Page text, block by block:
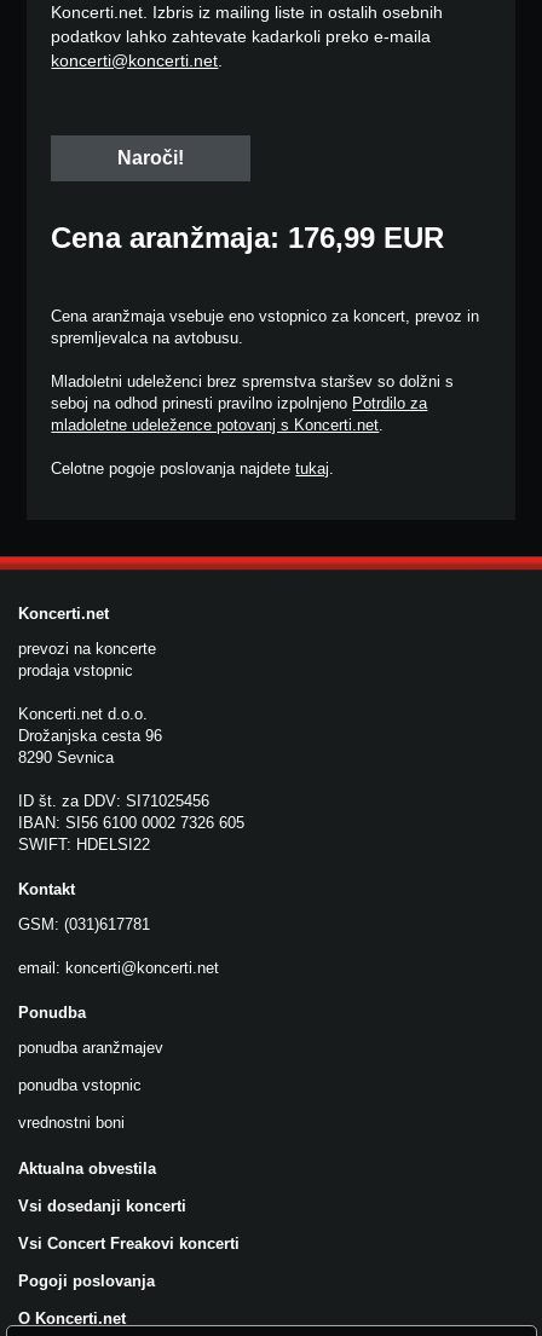
Koncerti.net. Izbris iz mailing liste in ostalih osebnih
podatkov lahko zahtevate kadarkoli preko e-maila
koncerti@koncerti.net.
Cena aranžmaja: 176,99 EUR
Cena aranžmaja vsebuje eno vstopnico za koncert, prevoz in
spremljevalca na avtobusu.
Mladoletni udeleženci brez spremstva staršev so dolžni s
seboj na odhod prinesti pravilno izpolnjeno Potrdilo za
mladoletne udeležence potovanj s Koncerti.net.
Celotne pogoje poslovanja najdetetukaj.
Koncerti.net
prevozi na koncerte
prodaja vstopnic
Koncerti.net d.o.o.
Drožanjska cesta 96
8290 Sevnica
ID št. za DDV: SI71025456
IBAN: SI56 6100 0002 7326 605
SWIFT: HDELSI22
Kontakt
GSM: (031)617781
email: koncerti@koncerti.net
Ponudba
ponudba aranžmajev
ponudba vstopnic
vrednostni boni
Aktualna obvestila
Vsi dosedanji koncerti
Vsi Concert Freakovi koncerti
Pogoji poslovanja
O Koncerti.net